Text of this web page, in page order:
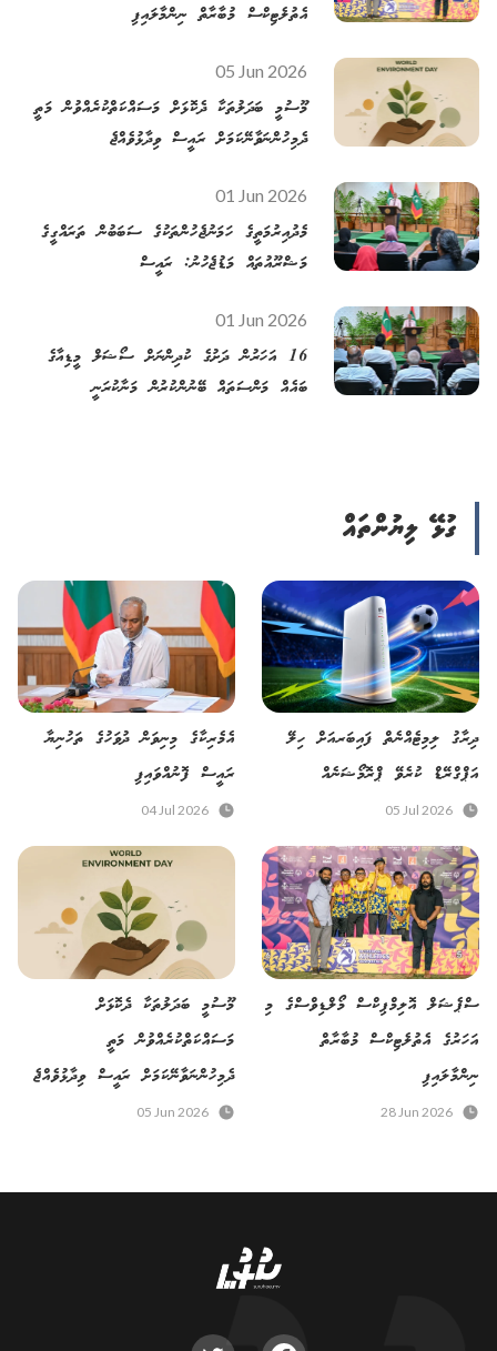
އެތުލެޓިކްސް މުބާރާތް ނިންމާލައިފި
05 Jun 2026
މޫސުމީ ބަދަލުތަކާ ދެކޮޅަށް މަސައްކަތްކުރެއްވުން މަތީ
ދެމިހުންނަވާނޭކަމަށް ރައީސް ވިދާޅުވެއްޖެ
01 Jun 2026
މެދުއިރުމަތީގެ ހަމަނުޖެހުންތަކުގެ ސަބަބުން ތަރައްގީގެ
މަޝްރޫއުތައް މަޑުޖެހުނު: ރައީސް
01 Jun 2026
16 އަހަރުން ދަށުގެ ކުދިންނަށް ސޯޝަލް މީޑިއާގެ
ބައެއް މަންސަތައް ބޭނުންކުރުން މަނާކުރަނީ
ގުޅޭ ލިޔުންތައް
ދިރާގު ލިމިޓެއްނެތް ފައިބަރއަށް ހިލޭ
އަޕްގްރޭޑް ކުރެވޭ ޕްރޮމޯޝަނެއް
05 Jul 2026
އެމެރިކާގެ މިނިވަން ދުވަހުގެ ތަހުނިޔާ
ރައީސް ފޮނުއްވައިފި
04 Jul 2026
ސްޕެޝަލް އޮލިމްޕިކްސް މޯލްޑިވްސްގެ މި
އަހަރުގެ އެތުލެޓިކްސް މުބާރާތް
ނިންމާލައިފި
28 Jun 2026
މޫސުމީ ބަދަލުތަކާ ދެކޮޅަށް
މަސައްކަތްކުރެއްވުން މަތީ
ދެމިހުންނަވާނޭކަމަށް ރައީސް ވިދާޅުވެއްޖެ
05 Jun 2026